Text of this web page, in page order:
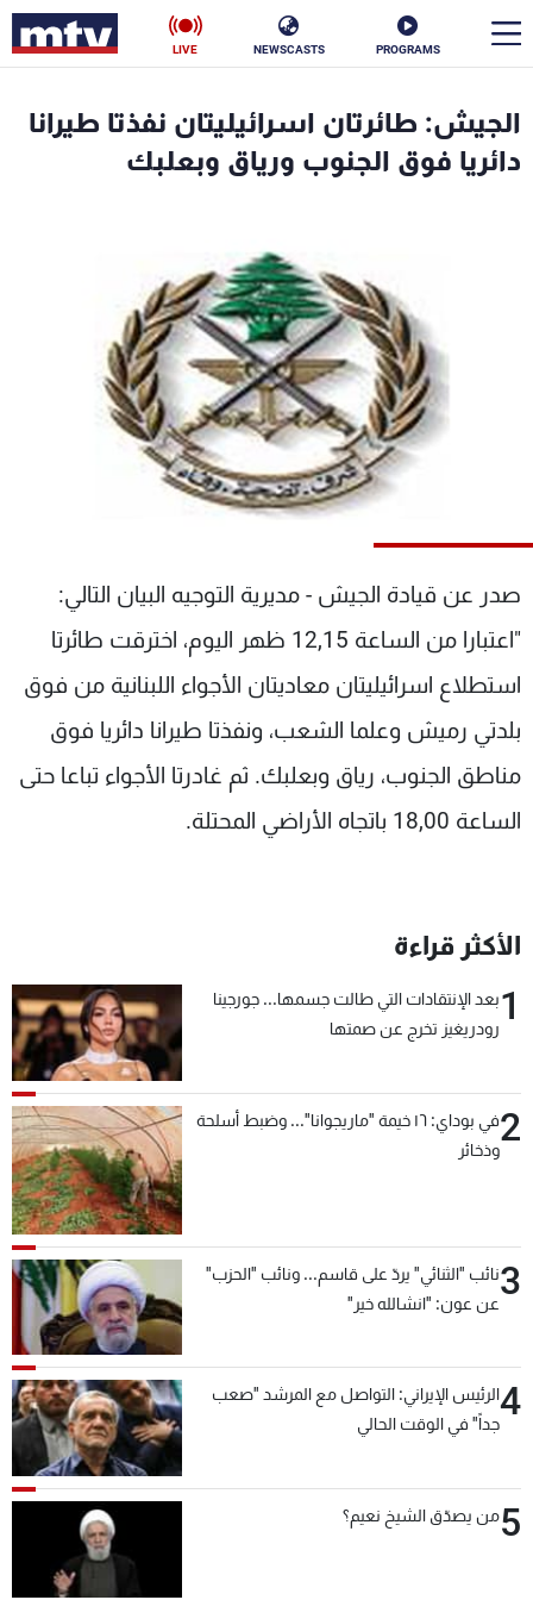
PROGRAMS
NEWSCASTS
LIVE
الجيش: طائرتان اسرائيليتان نفذتا طيرانا
دائريا فوق الجنوب ورياق وبعلبك
صدر عن قيادة الجيش - مديرية التوجيه البيان التالي:
"اعتبارا من الساعة 12,15 ظهر اليوم، اخترقت طائرتا
استطلاع اسرائيليتان معاديتان الأجواء اللبنانية من فوق
بلدتي رميش وعلما الشعب، ونفذتا طيرانا دائريا فوق
مناطق الجنوب، رياق وبعلبك. ثم غادرتا الأجواء تباعا حتى
الساعة 18,00 باتجاه الأراضي المحتلة.
الأكثر قراءة
1بعد الإنتقادات التي طالت جسمها... جورجينا
رودريغيز تخرج عن صمتها
2
في بوداي: ١٦ خيمة "ماريجوانا"... وضبط أسلحة
وذخائر
3نائب "الثنائي" يردّ على قاسم... ونائب "الحزب"
عن عون: "انشالله خير"
4الرئيس الإيراني: التواصل مع المرشد "صعب
جداً" في الوقت الحالي
5من يصدّق الشيخ نعيم؟
الأخبار
فن
رياضة
كأس العالم
الترددات
الإنـتـاج
لاعلاناتكم
تواصل معنا
شروط الإسـتخدام
سياسة الخصوصية